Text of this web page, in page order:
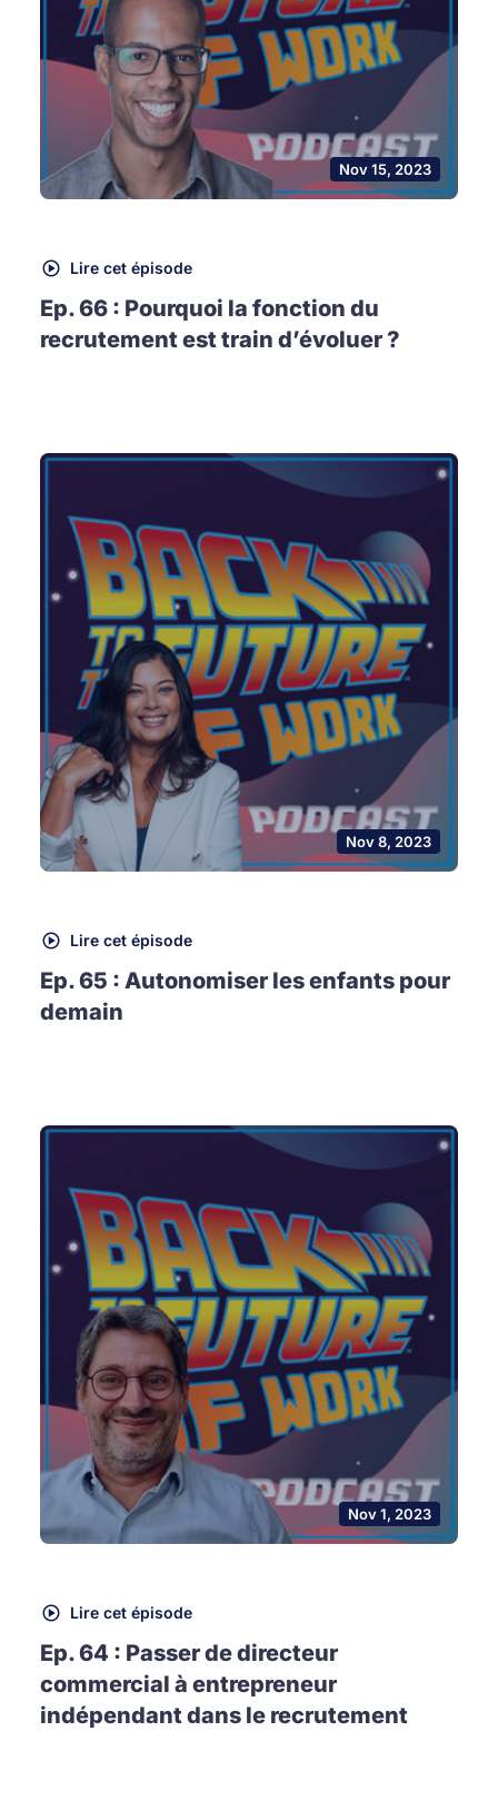
Nov 15, 2023
Lire cet épisode
Ep. 66 : Pourquoi la fonction du
recrutement est train d’évoluer ?
Nov 8, 2023
Lire cet épisode
Ep. 65 : Autonomiser les enfants pour
demain
Nov 1, 2023
Lire cet épisode
Ep. 64 : Passer de directeur
commercial à entrepreneur
indépendant dans le recrutement